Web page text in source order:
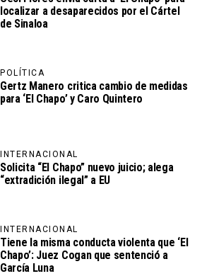
localizar a desaparecidos por el Cártel
de Sinaloa
POLÍTICA
Gertz Manero critica cambio de medidas
para ‘El Chapo’ y Caro Quintero
INTERNACIONAL
Solicita “El Chapo” nuevo juicio; alega
“extradición ilegal” a EU
INTERNACIONAL
Tiene la misma conducta violenta que ‘El
Chapo’: Juez Cogan que sentenció a
García Luna